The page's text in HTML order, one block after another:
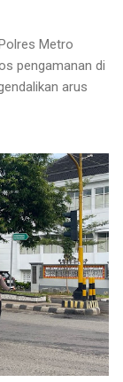
Metro
pengamanan di
arus